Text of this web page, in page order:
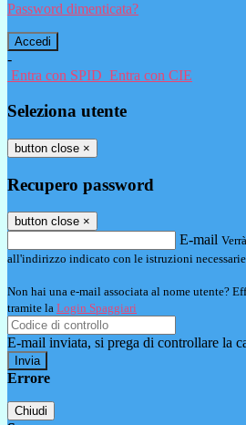
Password dimenticata?
-
Entra con SPID Entra con CIE
Seleziona utente
button close ×
Recupero password
button close ×
E-mail
all'indirizzo indicato con le istruzioni
Non hai una e-mail associata al nome utente?
tramite la Login Spaggiari
E-mail inviata, si prega di controllare la
Errore
Chiudi